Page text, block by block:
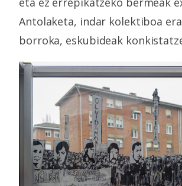
Antolaketa, indar kolektiboa
borroka, eskubideak